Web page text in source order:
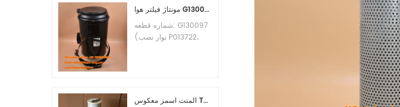
مونتاژ فیلتر هوا G130097 P537876 P5357877
شماره قطعه: G130097
(نوار نصب P013722،
دونالدسون حداقل
المنت اسمز معکوس TM720D-400 TM720D400